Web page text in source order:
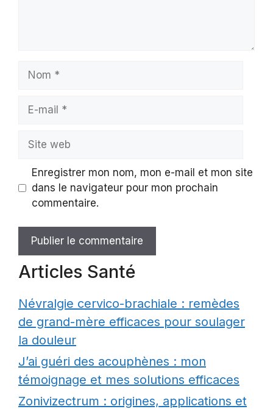
Nom
Site
Enregistrer mon nom, mon e-mail et mon site
dans le navigateur pour mon prochain
commentaire.
Articles Santé
Névralgie cervico-brachiale : remèdes
de grand-mère efficaces pour soulager
la douleur
J’ai guéri des acouphènes : mon
témoignage et mes solutions efficaces
Zonivizectrum : origines, applications et